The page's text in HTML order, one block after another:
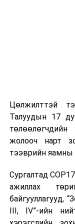
Цөлжилттэй
Талуудын 17
жолооч нарт
тээврийн яамны
Сургалтад
ажиллах
байгууллагууд,
III, IV”-ийн